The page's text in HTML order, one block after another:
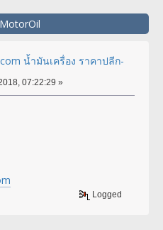
น้ำมันเครื่อง ราคาปลีก-
07:22:29 »
Logged